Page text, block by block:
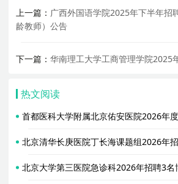
上一篇： 广西外国语学院2025年下半年招
龄教师）公告
下一篇：华南理工大学工商管理学院2025
热文阅读
首都医科大学附属北京佑安医院2026年
北京清华长庚医院丁长海课题组2026年
北京大学第三医院急诊科2026年招聘3名